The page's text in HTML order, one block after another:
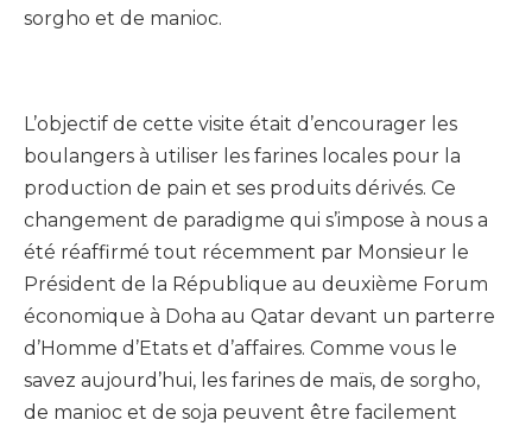
sorgho et de manioc.
L’objectif de cette visite était d’encourager les
boulangers à utiliser les farines locales pour la
production de pain et ses produits dérivés. Ce
changement de paradigme qui s’impose à nous a
été réaffirmé tout récemment par Monsieur le
Président de la République au deuxième Forum
économique à Doha au Qatar devant un parterre
d’Homme d’Etats et d’affaires. Comme vous le
savez aujourd’hui, les farines de maïs, de sorgho,
de manioc et de soja peuvent être facilement